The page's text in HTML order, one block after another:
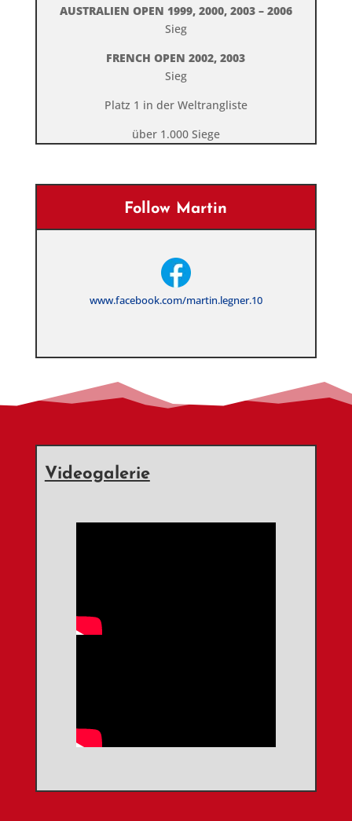
AUSTRALIEN OPEN 1999, 2000, 2003 – 2006
Sieg
FRENCH OPEN 2002, 2003
Sieg
Platz 1 in der Weltrangliste
über 1.000 Siege
Follow Martin
www.facebook.com/martin.legner.10
Videogalerie